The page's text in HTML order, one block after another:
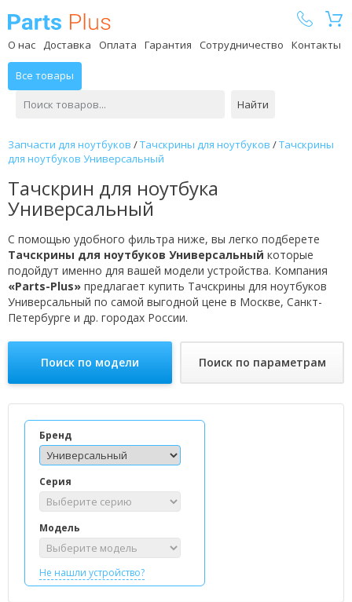
О нас Доставка Оплата Гарантия Сотрудничество Контакты
Все товары
Найти
Запчасти для ноутбуков /Тачскрины для ноутбуков /Тачскрины
для ноутбуков Универсальный
Тачскрин для ноутбука
Универсальный
С помощью удобного фильтра ниже, вы легко подберете
Тачскрины для ноутбуков Универсальный которые
подойдут именно для вашей модели устройства. Компания
«Parts-Plus» предлагает купить Тачскрины для ноутбуков
Универсальный по самой выгодной цене в Москве, Санкт-
Петербурге и др. городах России.
Поиск по модели Поиск по параметрам
Бренд
Серия
Модель
Не нашли устройство?